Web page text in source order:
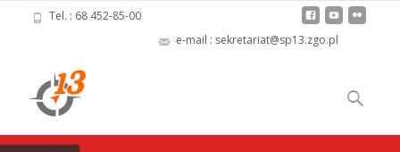
Tel. : 68 452-85-00
e-mail : sekretariat@sp13.zgo.pl
to
content
Szukaj: